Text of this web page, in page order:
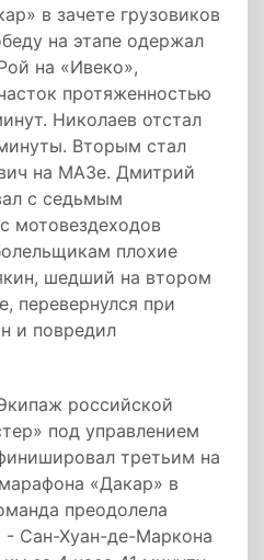
в зачете грузовиков
на этапе одержал
на «Ивеко»,
протяженностью
Николаев отстал
Вторым стал
на МАЗе. Дмитрий
с седьмым
мотовездеходов
плохие
шедший на втором
перевернулся при
и повредил
российской
под управлением
третьим на
«Дакар» в
преодолела
- Сан-Хуан-де-Маркона